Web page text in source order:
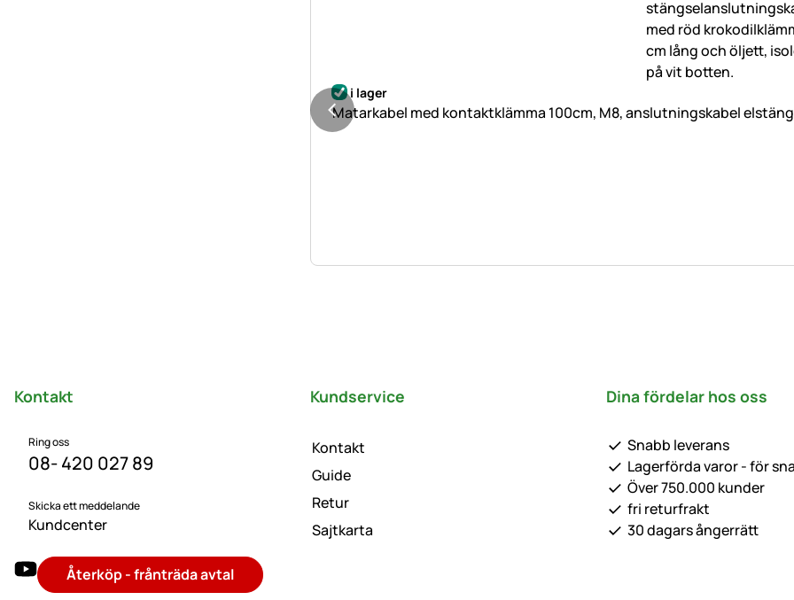
i lager
Matarkabel med kontaktklämma 100cm, M8, anslutningskabel
Kontakt
Ring oss
08- 420 027 89
Skicka ett meddelande
Kundcenter
Återköp - frånträda avtal
Kundservice
Kontakt
Guide
Retur
Sajtkarta
Dina fördelar hos oss
Snabb leverans
Lagerförda varor - för
Över 750.000 kunder
fri returfrakt
30 dagars ångerrätt